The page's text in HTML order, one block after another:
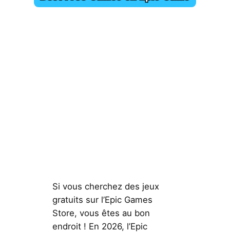
Si vous cherchez des jeux
gratuits sur l’Epic Games
Store, vous êtes au bon
endroit ! En 2026, l’Epic